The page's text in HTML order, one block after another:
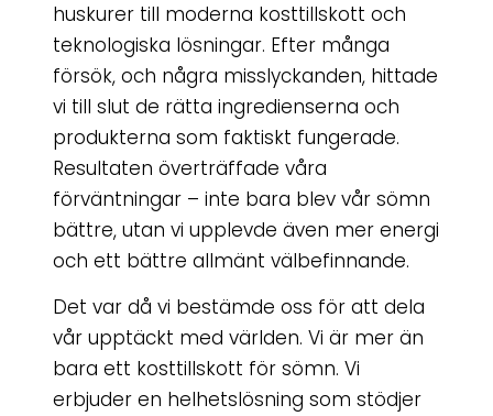
huskurer till moderna kosttillskott och
teknologiska lösningar. Efter många
försök, och några misslyckanden, hittade
vi till slut de rätta ingredienserna och
produkterna som faktiskt fungerade.
Resultaten överträffade våra
förväntningar – inte bara blev vår sömn
bättre, utan vi upplevde även mer energi
och ett bättre allmänt välbefinnande.
Det var då vi bestämde oss för att dela
vår upptäckt med världen. Vi är mer än
bara ett kosttillskott för sömn. Vi
erbjuder en helhetslösning som stödjer